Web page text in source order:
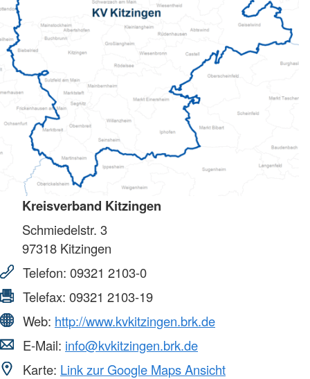
Kreisverband Kitzingen
Schmiedelstr. 3
97318 Kitzingen
Telefon: 09321 2103-0
Telefax: 09321 2103-19
Web: http://www.kvkitzingen.brk.de
E-Mail: info@kvkitzingen.brk.de
Karte: Link zur Google Maps Ansicht